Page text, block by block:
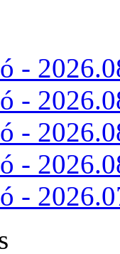
-
-
-
-
-